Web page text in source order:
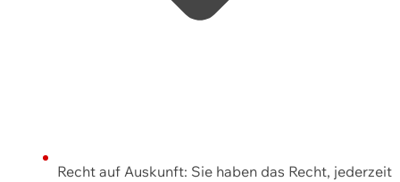
Recht auf Auskunft: Sie haben das Recht, jederzeit